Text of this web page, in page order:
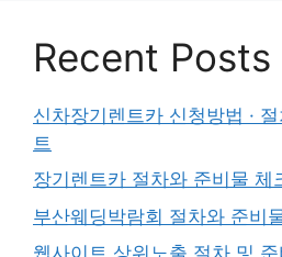
Recent Posts
신차장기렌트카 신청방법 ·
트
장기렌트카 절차와 준비물 체
부산웨딩박람회 절차와 준비
웹사이트 상위노출 절차 및